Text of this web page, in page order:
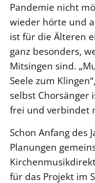
Pandemie nicht
wieder hörte und
ist für die Älteren
ganz besonders,
Mitsingen sind.
Seele zum
selbst Chorsänger
frei und verbindet
Schon Anfang des
Planungen
für das Projekt im
BIBLIOTHEK &
SERVICE
Älterwerden im
Beschwerdestellen
Fundraising
IT-Service
Corporate Design